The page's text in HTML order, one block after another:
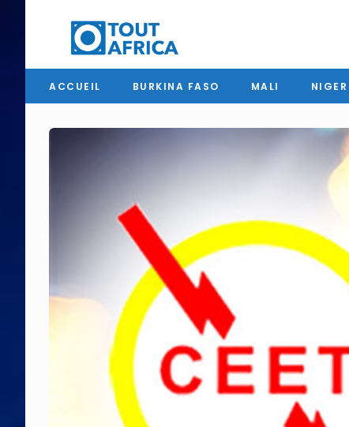
ACCUEIL BURKINA FASO MALI NIGER